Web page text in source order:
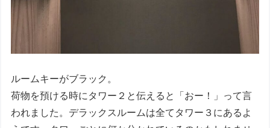
ルームキーがブラック。
荷物を預ける時にタワー２と伝えると「おー！」って言
われました。デラックスルームは全てタワー３にあるよ